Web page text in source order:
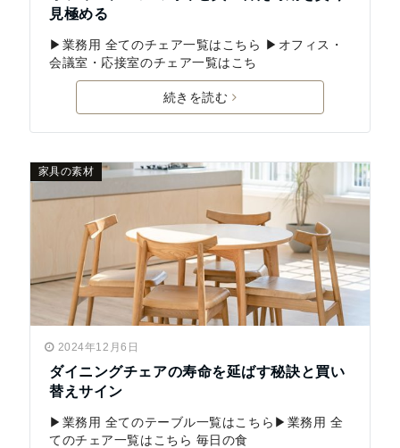
見極める
▶業務用 全てのチェア一覧はこちら ▶オフィス・
会議室・応接室のチェア一覧はこち
続きを読む
家具の素材
2024年12月6日
ダイニングチェアの寿命を延ばす秘訣と買い
替えサイン
▶業務用 全てのテーブル一覧はこちら▶業務用 全
てのチェア一覧はこちら 毎日の食